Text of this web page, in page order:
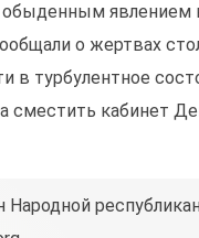
явлением
о жертвах
в турбулентное
сместить кабинет